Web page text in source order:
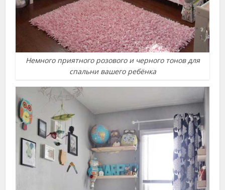
Немного приятного розового и черного тонов для
спальни вашего ребёнка